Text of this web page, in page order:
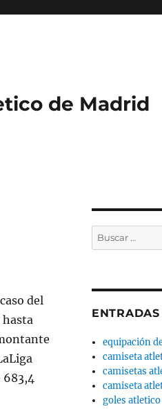
de Madrid
del
hasta
683,4
Buscar
por:
equipación
camiseta
camisetas
camiseta
goles